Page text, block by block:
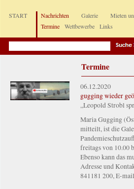
START
Nachrichten
Termine
Wettbewerbe Links
Galerie Mieten
Termine
06.12.2020
gugging wieder
„Leopold Strobl
Maria Gugging
mitteilt, ist die
freitags von 10.00
Ebenso kann das
Adresse und
841181 200, E-